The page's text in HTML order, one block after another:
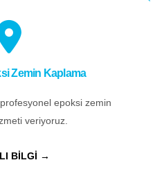
Zemin Kaplama
epoksi zemin
veriyoruz.
BİLGİ →